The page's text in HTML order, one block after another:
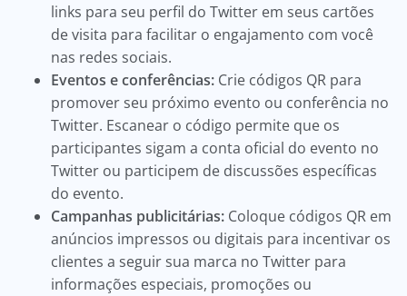
links para seu perfil do Twitter em seus cartões
de visita para facilitar o engajamento com você
nas redes sociais.
Eventos e conferências: Crie códigos QR para
promover seu próximo evento ou conferência no
Twitter. Escanear o código permite que os
participantes sigam a conta oficial do evento no
Twitter ou participem de discussões específicas
do evento.
Campanhas publicitárias: Coloque códigos QR em
anúncios impressos ou digitais para incentivar os
clientes a seguir sua marca no Twitter para
informações especiais, promoções ou